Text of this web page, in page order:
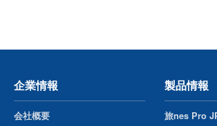
企業情報
会社概要
製品情報
旅nes Pro